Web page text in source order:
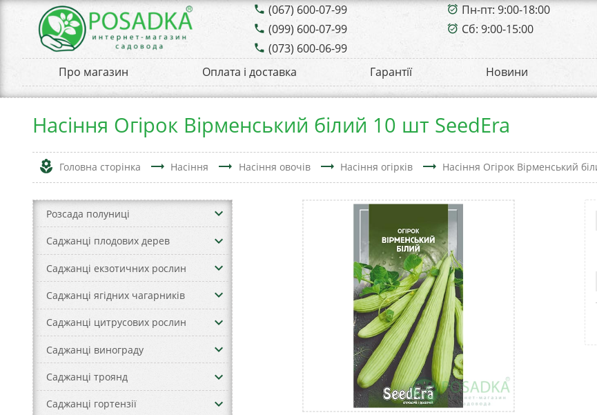
phone (067) 600-07-99
phone (099) 600-07-99
phone (073) 600-06-99
alarm_on Пн-пт: 9:00-18:00
alarm_on Сб: 9:00-15:00
Про магазин Оплата і доставка Гарантії Новини
Насіння Огірок Вірменський білий 10 шт SeedEra
local_florist Головна сторінка trending_flat Насіння trending_flat Насіння овочів trending_flat Насіння огірків trending_flat Насіння Огірок Вірменський
Розсада полуниці keyboard_arrow_down
Саджанці плодових дерев keyboard_arrow_down
Саджанці екзотичних рослин keyboard_arrow_down
Саджанці ягідних чагарників keyboard_arrow_down
Саджанці цитрусових рослин keyboard_arrow_down
Саджанці винограду keyboard_arrow_down
Саджанці троянд keyboard_arrow_down
Саджанці гортензії keyboard_arrow_down